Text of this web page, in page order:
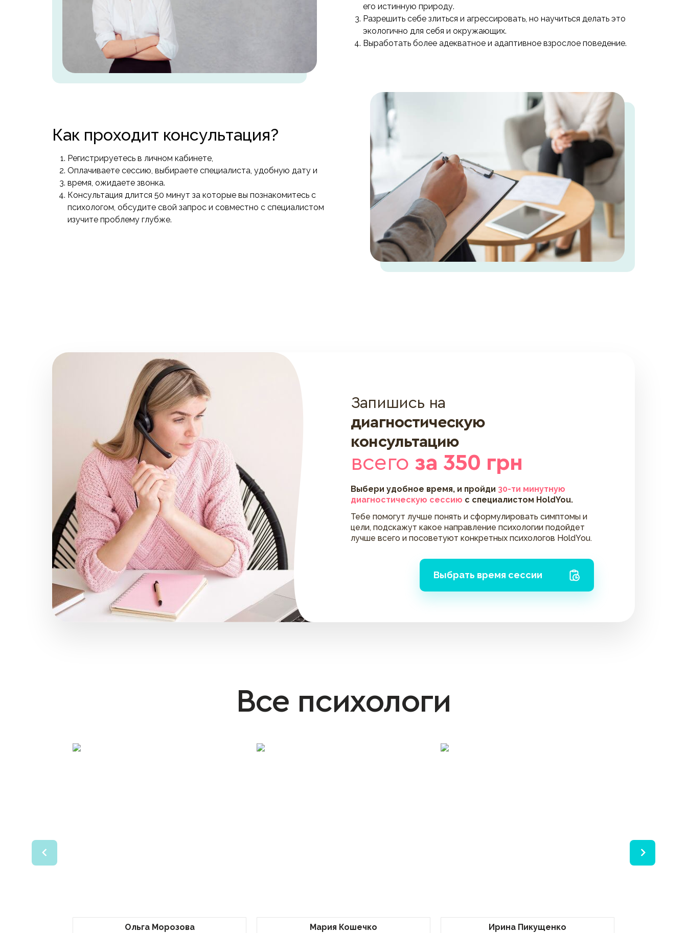
его истинную природу.
Разрешить себе злиться и агрессировать, но научиться делать это
экологично для себя и окружающих.
Выработать более адекватное и адаптивное взрослое поведение.
Как проходит консультация?
Регистрируетесь в личном кабинете,
Оплачиваете сессию, выбираете специалиста, удобную дату и
время, ожидаете звонка.
Консультация длится 50 минут за которые вы познакомитесь с
психологом, обсудите свой запрос и совместно с специалистом
изучите проблему глубже.
Запишись на
диагностическую
консультацию
всего за 350 грн
Выбери удобное время, и пройди 30-ти минутную
диагностическую сессию с специалистом HoldYou.
Тебе помогут лучше понять и сформулировать симптомы и
цели, подскажут какое направление психологии подойдет
лучше всего и посоветуют конкретных психологов HoldYou.
Выбрать время сессии
Все психологи
Ольга Морозова Мария Кошечко Ирина Пикущенко